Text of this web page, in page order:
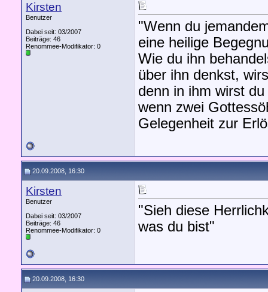
Kirsten
Benutzer
Dabei seit: 03/2007
Beiträge: 46
Renommee-Modifikator: 0
"Wenn du
eine heilige
Wie du ihn
über ihn denkst,
denn in ihm wirst
wenn zwei
Gelegenheit zur
20.09.2008, 16:30
Kirsten
Benutzer
Dabei seit: 03/2007
Beiträge: 46
Renommee-Modifikator: 0
"Sieh diese
was du bist"
20.09.2008, 16:30